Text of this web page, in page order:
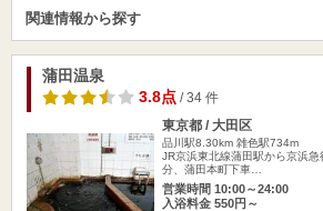
関連情報から探す
蒲田温泉
3.8点/ 34 件
東京都 / 大田区
品川駅8.30km 雑色駅734m
JR京浜東北線蒲田駅から京浜
分、蒲田本町下車…
営業時間 10:00～24:00
入浴料金 550円～